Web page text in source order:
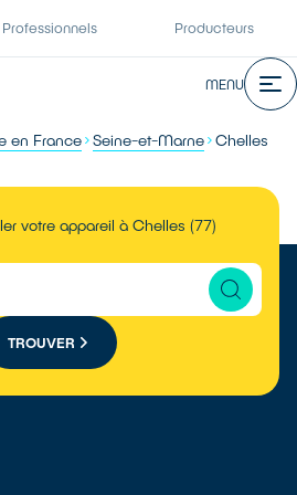
Professionnels Producteurs
MENU
en France Seine-et-Marne Chelles
votre appareil à Chelles (77)
TROUVER